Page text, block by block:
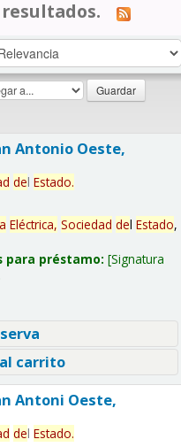
Antonio Oeste,
del Estado.
Eléctrica, Sociedad del Estado,
para préstamo: Signatura
carrito
Antoni Oeste,
del Estado.